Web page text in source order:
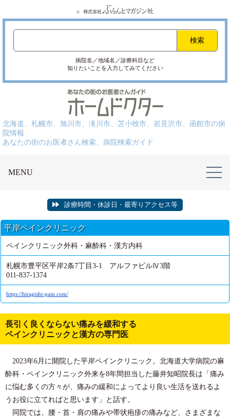
病院名／地域名／診療科目など
知りたいことを入力してみてください
北海道、札幌市、旭川市、滝川市、苫小牧市、岩見沢市、函館市の病
院情報
あなたの街のお医者さん検索、病院検索ガイド
MENU
診療時間・休診日・最寄りアクセス等
平岸ペインクリニック
ペインクリニック外科・麻酔科・漢方内科
札幌市豊平区平岸2条7丁目3-1 アルファビルⅣ3階
011-837-1374
https://hiragishi-pain.com/
長引く良くならない痛みを緩和する
ペインクリニックと漢方の専門医
2023年6月に開院した平岸ペインクリニック。北海道大学病院の麻
酔科・ペインクリニック外来を8年間担当した藤井知昭院長は「痛み
に悩む多くの方々が、痛みの緩和によってより良い生活を送れるよ
うお役に立てればと思います」と話す。
同院では、腰・首・肩の痛みや帯状疱疹の痛みなど、さまざまな